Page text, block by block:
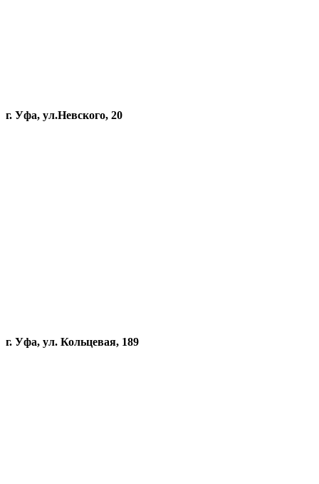
г. Уфа, ул.Невского, 20
г. Уфа, ул. Кольцевая, 189